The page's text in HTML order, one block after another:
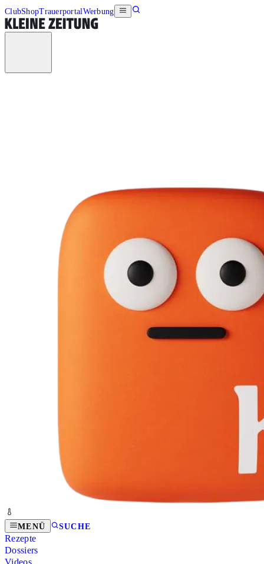
ClubShopTrauerportalWerbung
MENÜ SUCHE
Rezepte
Dossiers